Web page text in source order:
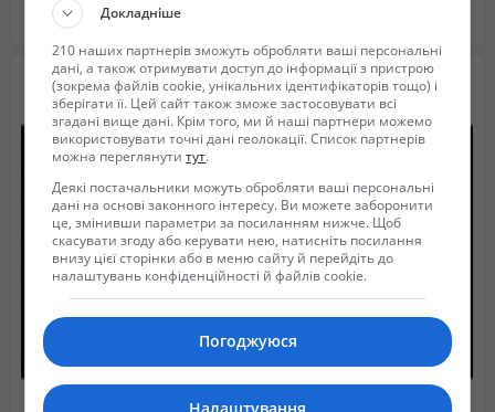
Докладніше
210 наших партнерів зможуть обробляти ваші персональні
дані, а також отримувати доступ до інформації з пристрою
(зокрема файлів cookie, унікальних ідентифікаторів тощо) і
зберігати її. Цей сайт також зможе застосовувати всі
згадані вище дані. Крім того, ми й наші партнери можемо
використовувати точні дані геолокації. Список партнерів
можна переглянутитут.
Деякі постачальники можуть обробляти ваші персональні
дані на основі законного інтересу. Ви можете заборонити
це, змінивши параметри за посиланням нижче. Щоб
скасувати згоду або керувати нею, натисніть посилання
внизу цієї сторінки або в меню сайту й перейдіть до
налаштувань конфіденційності й файлів cookie.
Погоджуюся